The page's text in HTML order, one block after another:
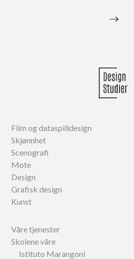
→
Film og dataspilldesign
Skjønnhet
Scenografi
Mote
Design
Grafisk design
Kunst
Våre tjenester
Skolene våre
Istituto Marangoni